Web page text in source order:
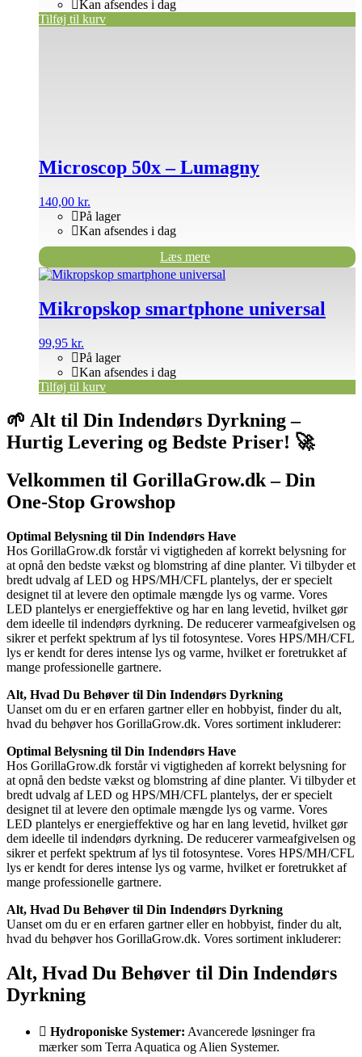
Kan afsendes i dag
Tilføj til kurv
Microscop 50x – Lumagny
140,00 kr.
På lager
Kan afsendes i dag
Læs mere
Mikropskop smartphone universal
99,95 kr.
På lager
Kan afsendes i dag
Tilføj til kurv
🌱 Alt til Din Indendørs Dyrkning –
Hurtig Levering og Bedste Priser! 🚀
Velkommen til GorillaGrow.dk – Din
One-Stop Growshop
Optimal Belysning til Din Indendørs Have
Hos GorillaGrow.dk forstår vi vigtigheden af korrekt belysning for
at opnå den bedste vækst og blomstring af dine planter. Vi tilbyder et
bredt udvalg af LED og HPS/MH/CFL plantelys, der er specielt
designet til at levere den optimale mængde lys og varme. Vores
LED plantelys er energieffektive og har en lang levetid, hvilket gør
dem ideelle til indendørs dyrkning. De reducerer varmeafgivelsen og
sikrer et perfekt spektrum af lys til fotosyntese. Vores HPS/MH/CFL
lys er kendt for deres intense lys og varme, hvilket er foretrukket af
mange professionelle gartnere.
Alt, Hvad Du Behøver til Din Indendørs Dyrkning
Uanset om du er en erfaren gartner eller en hobbyist, finder du alt,
hvad du behøver hos GorillaGrow.dk. Vores sortiment inkluderer:
Optimal Belysning til Din Indendørs Have
Hos GorillaGrow.dk forstår vi vigtigheden af korrekt belysning for
at opnå den bedste vækst og blomstring af dine planter. Vi tilbyder et
bredt udvalg af LED og HPS/MH/CFL plantelys, der er specielt
designet til at levere den optimale mængde lys og varme. Vores
LED plantelys er energieffektive og har en lang levetid, hvilket gør
dem ideelle til indendørs dyrkning. De reducerer varmeafgivelsen og
sikrer et perfekt spektrum af lys til fotosyntese. Vores HPS/MH/CFL
lys er kendt for deres intense lys og varme, hvilket er foretrukket af
mange professionelle gartnere.
Alt, Hvad Du Behøver til Din Indendørs Dyrkning
Uanset om du er en erfaren gartner eller en hobbyist, finder du alt,
hvad du behøver hos GorillaGrow.dk. Vores sortiment inkluderer:
Alt, Hvad Du Behøver til Din Indendørs
Dyrkning
Hydroponiske Systemer: Avancerede løsninger fra
mærker som Terra Aquatica og Alien Systemer.